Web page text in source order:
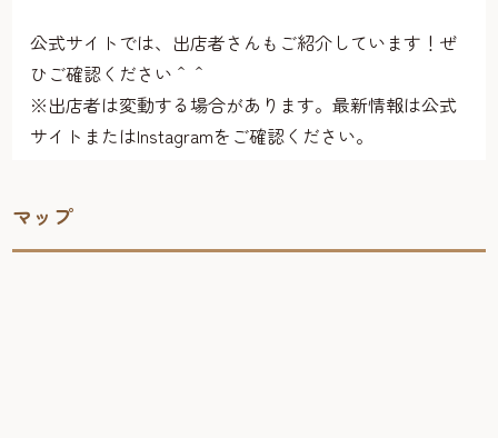
公式サイトでは、出店者さんもご紹介しています！ぜ
ひご確認ください＾＾
※出店者は変動する場合があります。最新情報は公式
サイトまたはInstagramをご確認ください。
マップ